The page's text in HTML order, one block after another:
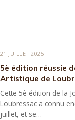
21 JUILLET 2025
5è édition réussie
Artistique de
Cette 5è édition de la
Loubressac a connu
juillet, et se…